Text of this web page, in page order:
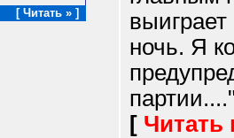
[ Читать » ]
ночь. Я
[ Читать